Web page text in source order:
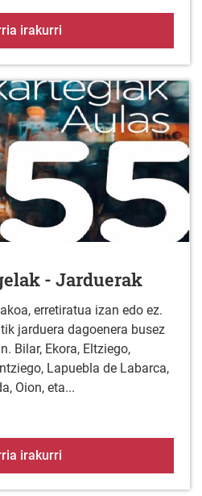
irakurri
- Jarduerak
erretiratua izan edo ez.
jarduera dagoenera busez
Bilar, Ekora, Eltziego,
Lapuebla de Labarca,
Oion, eta...
irakurri